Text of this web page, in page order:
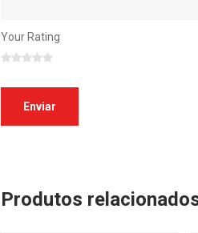
Your Rating
Produtos